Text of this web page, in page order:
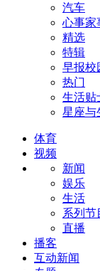
汽车
心事家
精选
特辑
早报校
热门
生活贴
星座与
体育
视频
新闻
娱乐
生活
系列节
直播
播客
互动新闻